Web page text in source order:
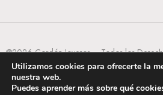
@2026 Cordón Joyeros – Todos los
BESEOWEB
Utilizamos cookies para ofrecerte la
nuestra web.
Puedes aprender más sobre qué